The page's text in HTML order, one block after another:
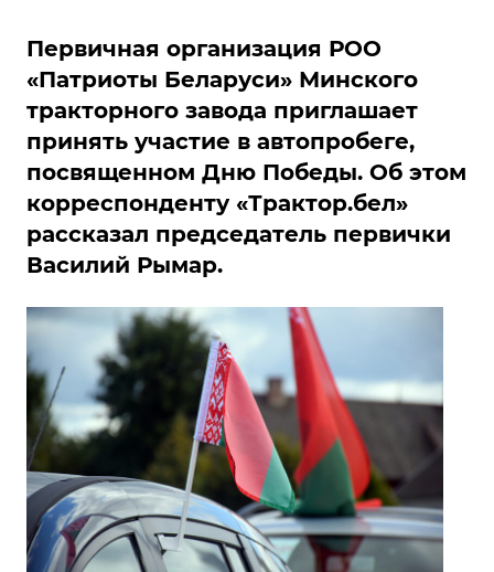
Первичная организация РОО
«Патриоты Беларуси» Минского
тракторного завода приглашает
принять участие в автопробеге,
посвященном Дню Победы. Об этом
корреспонденту «Трактор.бел»
рассказал председатель первички
Василий Рымар.